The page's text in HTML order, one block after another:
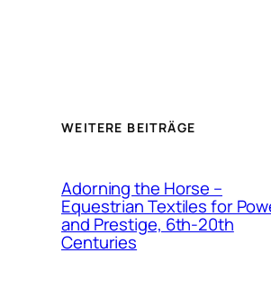
WEITERE BEITRÄGE
Adorning the Horse –
Equestrian Textiles for
and Prestige, 6th-20th
Centuries